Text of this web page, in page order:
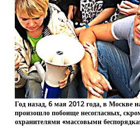
Год назад, 6 мая 2012 года, в Москве
произошло побоище несогласных,
охранителями «массовыми